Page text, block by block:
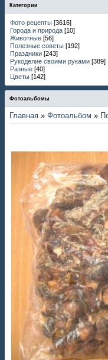
Категории
Фото рецепты [3616]
Города и природа [10]
Животные [56]
Полезные советы [192]
Праздники [243]
Рукоделие своими руками [389]
Разные [40]
Цветы [142]
Фотоальбомы
Главная » Фотоальбом »